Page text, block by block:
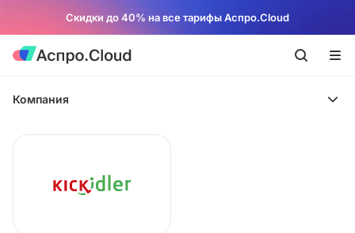
Скидки до 40% на все тарифы Аспро.Cloud
Компания